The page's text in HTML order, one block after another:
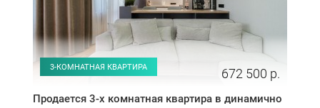
3-КОМНАТНАЯ КВАРТИРА 672 500 р.
Продается 3-х комнатная квартира в динамично